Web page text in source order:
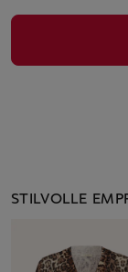
STILVOLLE